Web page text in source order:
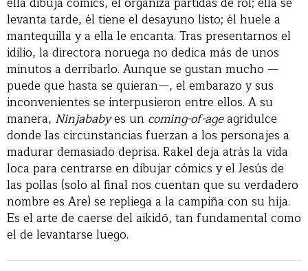
levanta tarde, él tiene el desayuno listo; él huele a
mantequilla y a ella le encanta. Tras presentarnos el
idilio, la directora noruega no dedica más de unos
minutos a derribarlo. Aunque se gustan mucho —
puede que hasta se quieran—, el embarazo y sus
inconvenientes se interpusieron entre ellos. A su
manera, Ninjababyes un coming-of-ageagridulce
donde las circunstancias fuerzan a los personajes a
madurar demasiado deprisa. Rakel deja atrás la vida
loca para centrarse en dibujar cómics y el Jesús de
las pollas (solo al final nos cuentan que su verdadero
nombre es Are) se repliega a la campiña con su hija.
Es el arte de caerse del aikidō, tan fundamental como
el de levantarse luego.